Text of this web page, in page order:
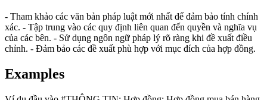
- Tham khảo các văn bản pháp luật mới nhất để đảm bảo tính chính
xác. - Tập trung vào các quy định liên quan đến quyền và nghĩa vụ
của các bên. - Sử dụng ngôn ngữ pháp lý rõ ràng khi đề xuất điều
chỉnh. - Đảm bảo các đề xuất phù hợp với mục đích của hợp đồng.
Examples